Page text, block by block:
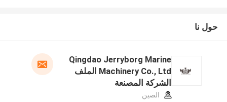
حول نا
Qingdao Jerryborg Marine
Machinery Co., Ltd الملف
الشركة المصنعة
الصين